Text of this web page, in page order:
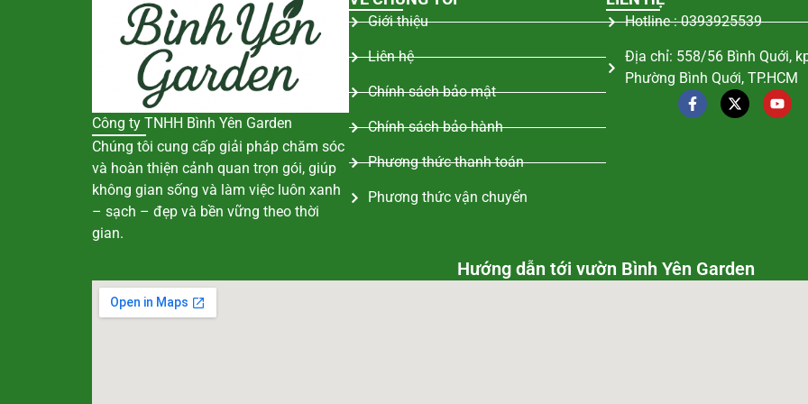
Công ty TNHH Bình Yên Garden
Chúng tôi cung cấp giải pháp chăm sóc
và hoàn thiện cảnh quan trọn gói, giúp
không gian sống và làm việc luôn xanh
– sạch – đẹp và bền vững theo thời
gian.
Giới thiệu
Liên hệ
Chính sách bảo mật
Chính sách bảo hành
Phương thức thanh toán
Phương thức vận chuyển
Hotline : 0393925539
Địa chỉ: 558/56 Bình Quới,
Phường Bình Quới, TP.HCM
Hướng dẫn tới vườn Bình Yên Garden